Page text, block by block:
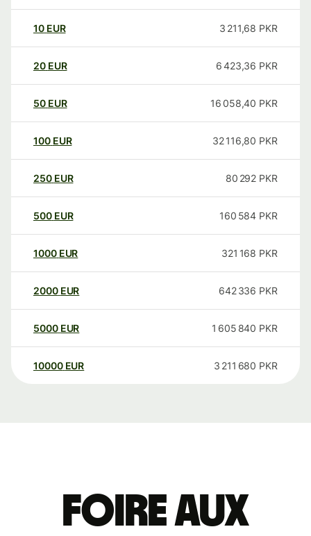
10 EUR 3 211,68 PKR
20 EUR 6 423,36 PKR
50 EUR 16 058,40 PKR
100 EUR 32 116,80 PKR
250 EUR 80 292 PKR
500 EUR 160 584 PKR
1000 EUR 321 168 PKR
2000 EUR 642 336 PKR
5000 EUR 1 605 840 PKR
10000 EUR 3 211 680 PKR
Foire aux